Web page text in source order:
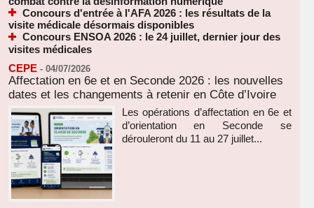
Concours d'entrée à l'AFA 2026 : les résultats de la
visite médicale désormais disponibles
Concours ENSOA 2026 : le 24 juillet, dernier jour des
visites médicales
CEPE - 04/07/2026
Affectation en 6e et en Seconde 2026 : les nouvelles
dates et les changements à retenir en Côte d’Ivoire
Les opérations d’affectation en 6e et
d’orientation en Seconde se
dérouleront du 11 au 27 juillet...